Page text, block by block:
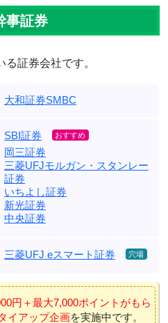
事証券
証券会社です。
大和証券SMBC
SBI証券
岡三証券
三菱UFJモルガン・スタンレー
証券
いちよし証券
新光証券
中央証券
三菱UFJ eスマート証券
円＋最大7,000ポイントがもら
イアップ企画を実施中です。